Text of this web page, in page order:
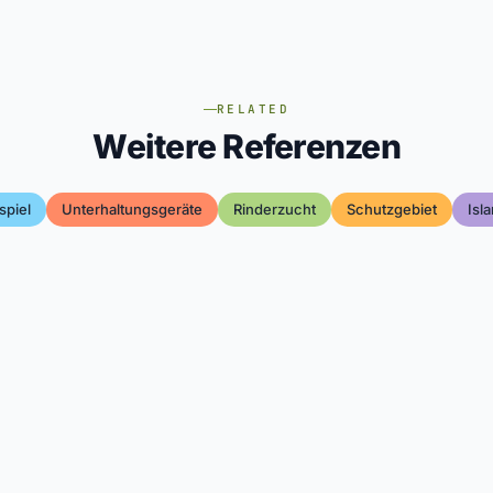
RELATED
Weitere Referenzen
Unterhaltungsgeräte Rinderzucht Schutzgebiet